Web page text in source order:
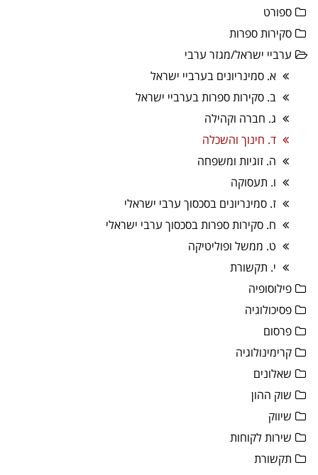
ספורט
סקירות ספרות
ערביי ישראל/מגזר ערבי
א. סמינריונים בערביי ישראל
ב. סקירות ספרות בערביי ישראל
ג. חברה וקהילה
ד. חינוך והשכלה
ה. זוגיות ומשפחה
ו. תעסוקה
ז. סמינריונים בסכסוך ערבי ישראלי
ח. סקירות ספרות בסכסוך ערבי ישראלי
ט. ממשל ופוליטיקה
י. תקשורת
פילוסופיה
פסיכולוגיה
פרסום
קרימינולוגיה
שאלונים
שוק ההון
שיווק
שירות לקוחות
תקשורת